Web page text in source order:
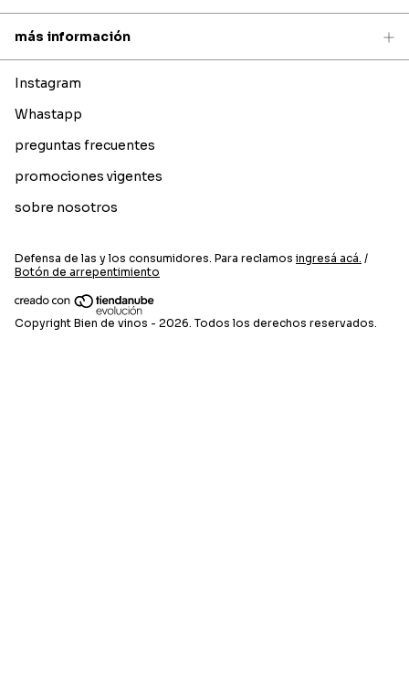
más información
Instagram
Whastapp
preguntas frecuentes
promociones vigentes
sobre nosotros
Defensa de las y los consumidores. Para reclamos ingresá acá. /
Botón de arrepentimiento
Copyright Bien de vinos - 2026. Todos los derechos reservados.